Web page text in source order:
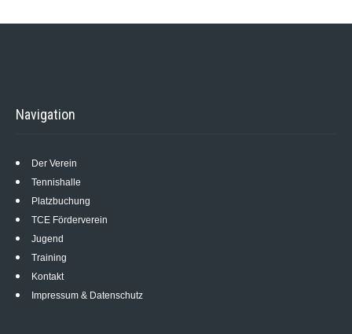
Navigation
Der Verein
Tennishalle
Platzbuchung
TCE Förderverein
Jugend
Training
Kontakt
Impressum & Datenschutz